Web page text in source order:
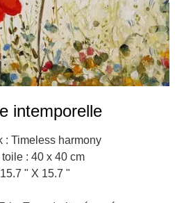
intemporelle
: Timeless harmony
: 40 x 40 cm
" X 15.7 "